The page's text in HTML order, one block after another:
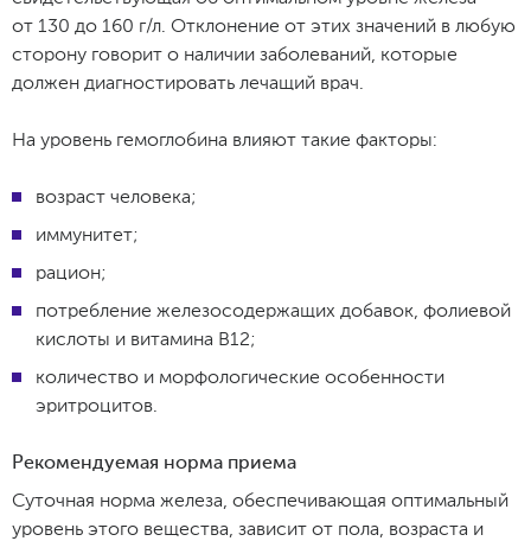
от 130 до 160 г/л. Отклонение от этих значений в любую
сторону говорит о наличии заболеваний, которые
должен диагностировать лечащий врач.
На уровень гемоглобина влияют такие факторы:
возраст человека;
иммунитет;
рацион;
потребление железосодержащих добавок, фолиевой
кислоты и витамина В12;
количество и морфологические особенности
эритроцитов.
Рекомендуемая норма приема
Суточная норма железа, обеспечивающая оптимальный
уровень этого вещества, зависит от пола, возраста и